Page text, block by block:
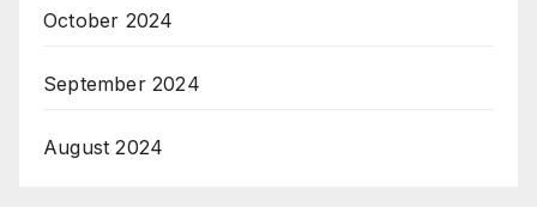
October 2024
September 2024
August 2024